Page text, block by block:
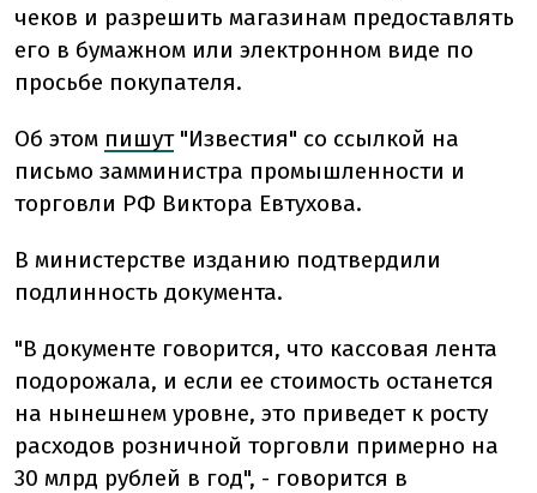
чеков и разрешить магазинам предоставлять
его в бумажном или электронном виде по
просьбе покупателя.
Об этом пишут"Известия" со ссылкой на
письмо замминистра промышленности и
торговли РФ Виктора Евтухова.
В министерстве изданию подтвердили
подлинность документа.
"В документе говорится, что кассовая лента
подорожала, и если ее стоимость останется
на нынешнем уровне, это приведет к росту
расходов розничной торговли примерно на
30 млрд рублей в год", - говорится в